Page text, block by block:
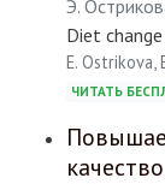
Э.
Diet
E. Ostrikova,
ЧИТАТЬ